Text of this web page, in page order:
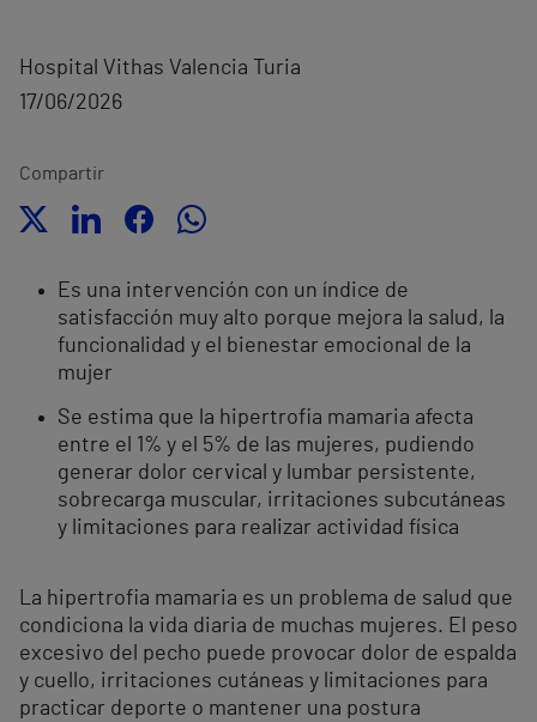
Hospital Vithas Valencia Turia
17/06/2026
Compartir
Es una intervención con un índice de
satisfacción muy alto porque mejora la salud, la
funcionalidad y el bienestar emocional de la
mujer
Se estima que la hipertrofia mamaria afecta
entre el 1% y el 5% de las mujeres, pudiendo
generar dolor cervical y lumbar persistente,
sobrecarga muscular, irritaciones subcutáneas
y limitaciones para realizar actividad física
La hipertrofia mamaria es un problema de salud que
condiciona la vida diaria de muchas mujeres. El peso
excesivo del pecho puede provocar dolor de espalda
y cuello, irritaciones cutáneas y limitaciones para
practicar deporte o mantener una postura